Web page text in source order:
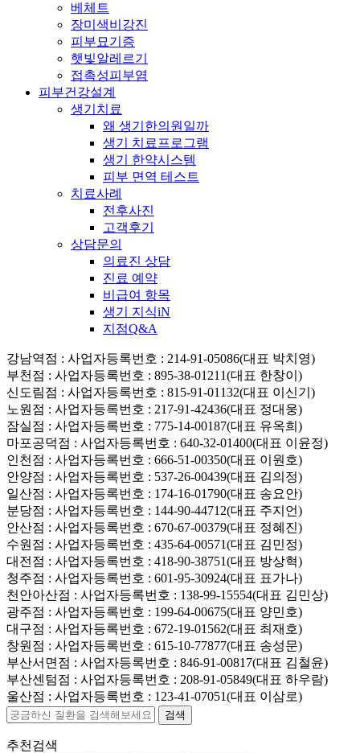
베체트
장미색비강진
피부묘기증
햇빛알레르기
접촉성피부염
피부건강설계
생기치료
왜 생기한의원일까
생기 치료프로그램
생기 한약시스템
피부 면역 테스트
치료사례
전후사진
고객후기
상담문의
의료진 상담
진료 예약
비급여 항목
생기 지식iN
지점Q&A
강남역점 : 사업자등록번호 : 214-91-05086(대표 박치영)
부천점 : 사업자등록번호 : 895-38-01211(대표 한창이)
신도림점 : 사업자등록번호 : 815-91-01132(대표 이신기)
노원점 : 사업자등록번호 : 217-91-42436(대표 정대웅)
잠실점 : 사업자등록번호 : 775-14-00187(대표 유옥희)
마포공덕점 : 사업자등록번호 : 640-32-01400(대표 이윤정)
인천점 : 사업자등록번호 : 666-51-00350(대표 이원호)
안양점 : 사업자등록번호 : 537-26-00439(대표 김의정)
일산점 : 사업자등록번호 : 174-16-01790(대표 송요안)
분당점 : 사업자등록번호 : 144-90-44712(대표 주지언)
안산점 : 사업자등록번호 : 670-67-00379(대표 정혜진)
수원점 : 사업자등록번호 : 435-64-00571(대표 김민정)
대전점 : 사업자등록번호 : 418-90-38751(대표 방상혁)
청주점 : 사업자등록번호 : 601-95-30924(대표 표가나)
천안아산점 : 사업자등록번호 : 138-99-15554(대표 김민상)
광주점 : 사업자등록번호 : 199-64-00675(대표 양민호)
대구점 : 사업자등록번호 : 672-19-01562(대표 최재호)
창원점 : 사업자등록번호 : 615-10-77877(대표 송성문)
부산서면점 : 사업자등록번호 : 846-91-00817(대표 김철윤)
부산센텀점 : 사업자등록번호 : 208-91-05849(대표 하우람)
울산점 : 사업자등록번호 : 123-41-07051(대표 이삼로)
추천검색